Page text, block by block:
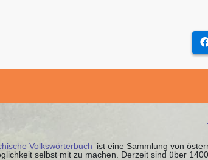
Volkswörterbuch ist eine Sammlung von
selbst mit zu machen. Derzeit sind über